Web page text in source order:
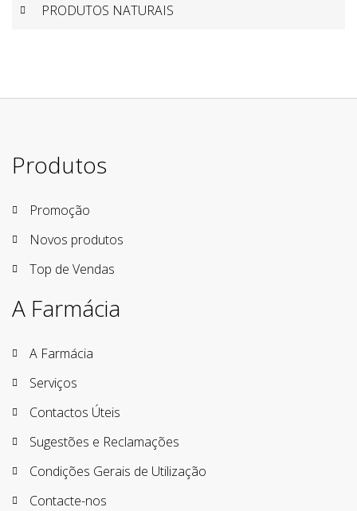
PRODUTOS NATURAIS
Produtos
Promoção
Novos produtos
Top de Vendas
A Farmácia
A Farmácia
Serviços
Contactos Úteis
Sugestões e Reclamações
Condições Gerais de Utilização
Contacte-nos